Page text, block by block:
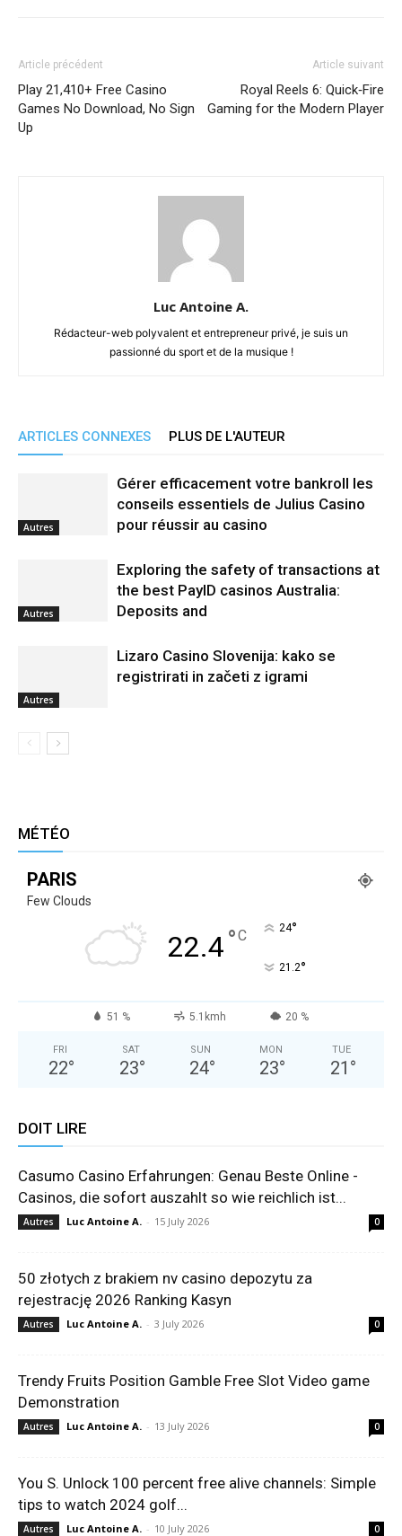
Article précédent
Play 21,410+ Free Casino
Games No Download, No Sign
Up
Article suivant
Royal Reels 6: Quick‑Fire
Gaming for the Modern Player
Luc Antoine A.
Rédacteur-web polyvalent et entrepreneur privé, je suis un
passionné du sport et de la musique !
ARTICLES CONNEXES PLUS DE L'AUTEUR
Autres
Gérer efficacement votre bankroll les
conseils essentiels de Julius Casino
pour réussir au casino
Autres
Exploring the safety of transactions at
the best PayID casinos Australia:
Deposits and
Autres
Lizaro Casino Slovenija: kako se
registrirati in začeti z igrami
MÉTÉO
PARIS
Few Clouds
22.4°C 24°
21.2°
51 % 5.1kmh 20 %
FRI
22°
SAT
23°
SUN
24°
MON
23°
TUE
21 °
DOIT LIRE
Casumo Casino Erfahrungen: Genau Beste Online -
Casinos, die sofort auszahlt so wie reichlich ist...
Autres Luc Antoine A. - 15 July 2026 0
50 złotych z brakiem nv casino depozytu za
rejestrację 2026 Ranking Kasyn
Autres Luc Antoine A. - 3 July 2026 0
Trendy Fruits Position Gamble Free Slot Video game
Demonstration
Autres Luc Antoine A. - 13 July 2026 0
You S. Unlock 100 percent free alive channels: Simple
tips to watch 2024 golf...
Autres Luc Antoine A. - 10 July 2026 0